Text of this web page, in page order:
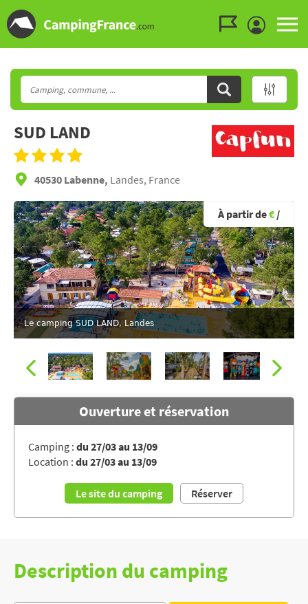
SUD LAND
40530 Labenne, Landes, France
Le camping SUD LAND, Landes
Le camping SUD LAND, Landes
À partir de€ /
Ouverture et réservation
Camping : du 27/03 au 13/09
Location : du 27/03 au 13/09
Le site du camping Réserver
Description du camping